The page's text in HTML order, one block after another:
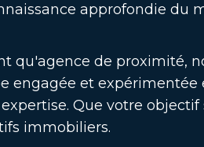
approfondie du
qu'agence de proximité,
engagée et expérimentée
Que votre
immobiliers.